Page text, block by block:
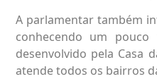
A parlamentar também
conhecendo um
desenvolvido pela Casa
atende todos os bairros